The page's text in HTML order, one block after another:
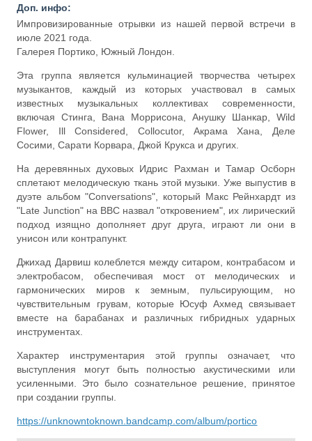
Доп. инфо:
Импровизированные отрывки из нашей первой встречи в
июле 2021 года.
Галерея Портико, Южный Лондон.
Эта группа является кульминацией творчества четырех
музыкантов, каждый из которых участвовал в самых
известных музыкальных коллективах современности,
включая Стинга, Вана Моррисона, Анушку Шанкар, Wild
Flower, Ill Considered, Collocutor, Акрама Хана, Деле
Сосими, Сарати Корвара, Джой Крукса и других.
На деревянных духовых Идрис Рахман и Тамар Осборн
сплетают мелодическую ткань этой музыки. Уже выпустив в
дуэте альбом "Conversations", который Макс Рейнхардт из
"Late Junction" на BBC назвал "откровением", их лирический
подход изящно дополняет друг друга, играют ли они в
унисон или контрапункт.
Джихад Дарвиш колеблется между ситаром, контрабасом и
электробасом, обеспечивая мост от мелодических и
гармонических миров к земным, пульсирующим, но
чувствительным грувам, которые Юсуф Ахмед связывает
вместе на барабанах и различных гибридных ударных
инструментах.
Характер инструментария этой группы означает, что
выступления могут быть полностью акустическими или
усиленными. Это было сознательное решение, принятое
при создании группы.
https://unknowntoknown.bandcamp.com/album/portico